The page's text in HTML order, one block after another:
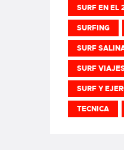
SURF EN EL
SURFING
SURF
SURF
SURF Y
TECNICA